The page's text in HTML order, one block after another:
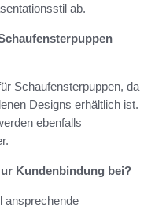
ab.
Schaufensterpuppen, da
Designs erhältlich ist.
ebenfalls
Kundenbindung bei?
ansprechende